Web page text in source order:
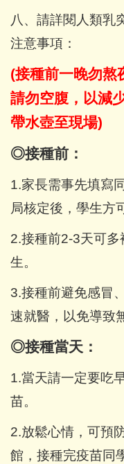
八、請詳閱人類乳
注意事項：
(接種前一晚勿熬
請勿空腹，以減
帶水壺至現場)
◎接種前：
1.家長需事先填寫
局核定後，學生方
2.接種前2-3天可
生。
3.接種前避免感冒
速就醫，以免導致
◎接種當天：
1.當天請一定要吃
苗。
2.放鬆心情，可預
館，接種完疫苗同